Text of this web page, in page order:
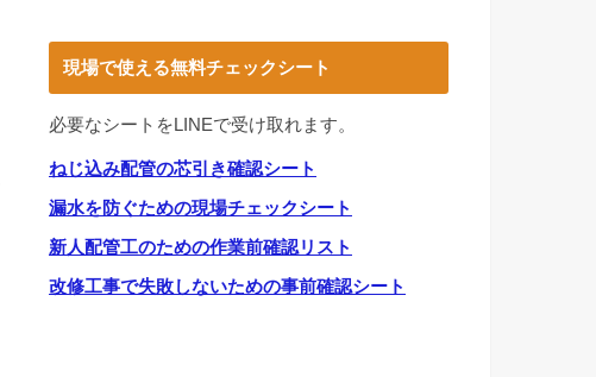
現場で使える無料チェックシート
必要なシートをLINEで受け取れます。
ねじ込み配管の芯引き確認シート
漏水を防ぐための現場チェックシート
新人配管工のための作業前確認リスト
改修工事で失敗しないための事前確認シート